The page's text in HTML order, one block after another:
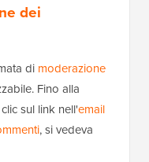
dei
di moderazione
Fino alla
sul link nell'email
, si vedeva